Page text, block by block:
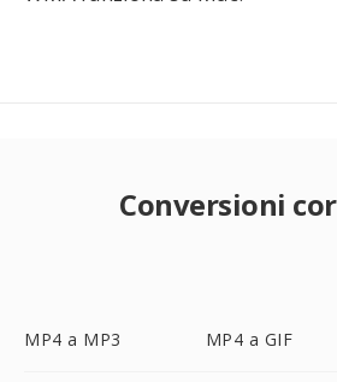
Conversioni
MP4 a MP3 MP4 a GIF